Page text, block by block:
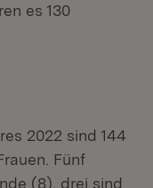
es 130
2022 sind 144
Fünf
(8), drei sind